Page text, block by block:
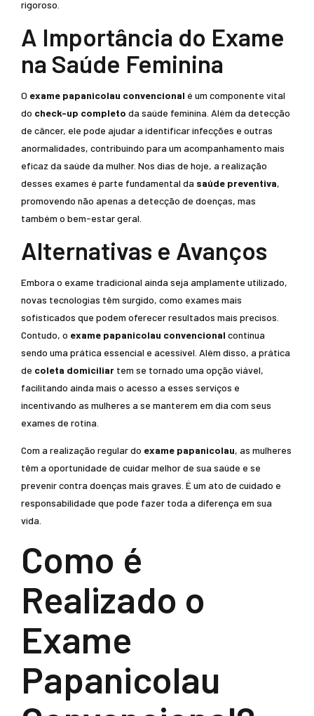
rigoroso.
A Importância do Exame
na Saúde Feminina
O exame papanicolau convencional é um componente vital
do check-up completo da saúde feminina. Além da detecção
de câncer, ele pode ajudar a identificar infecções e outras
anormalidades, contribuindo para um acompanhamento mais
eficaz da saúde da mulher. Nos dias de hoje, a realização
desses exames é parte fundamental da saúde preventiva,
promovendo não apenas a detecção de doenças, mas
também o bem-estar geral.
Alternativas e Avanços
Embora o exame tradicional ainda seja amplamente utilizado,
novas tecnologias têm surgido, como exames mais
sofisticados que podem oferecer resultados mais precisos.
Contudo, o exame papanicolau convencional continua
sendo uma prática essencial e acessível. Além disso, a prática
de coleta domiciliar tem se tornado uma opção viável,
facilitando ainda mais o acesso a esses serviços e
incentivando as mulheres a se manterem em dia com seus
exames de rotina.
Com a realização regular do exame papanicolau, as mulheres
têm a oportunidade de cuidar melhor de sua saúde e se
prevenir contra doenças mais graves. É um ato de cuidado e
responsabilidade que pode fazer toda a diferença em sua
vida.
Como é
Realizado o
Exame
Papanicolau